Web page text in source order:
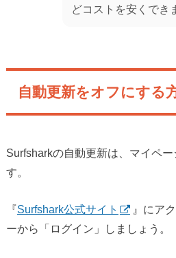
どコストを安くでき
自動更新をオフにする
Surfsharkの自動更新は、マイペ
す。
『Surfshark公式サイト
』にア
ーから「ログイン」しましょう。